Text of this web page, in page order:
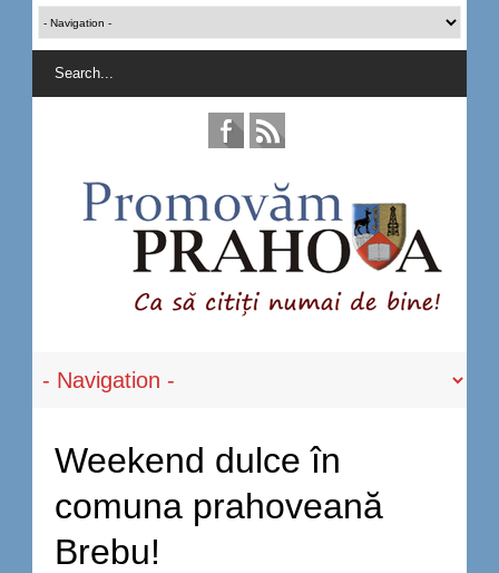
Weekend dulce în
comuna prahoveană
Brebu!